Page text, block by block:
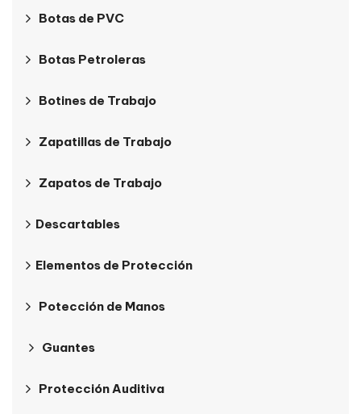
Botas de PVC
Botas Petroleras
Botines de Trabajo
Zapatillas de Trabajo
Zapatos de Trabajo
Descartables
Elementos de Protección
Potección de Manos
Guantes
Protección Auditiva